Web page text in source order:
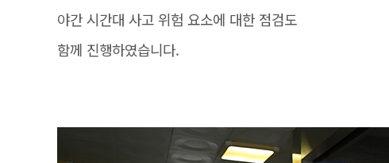
야간 시간대 사고 위험 요소에 대한 점검도
함께 진행하였습니다.